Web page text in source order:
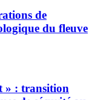
de
du fleuve
» : transition